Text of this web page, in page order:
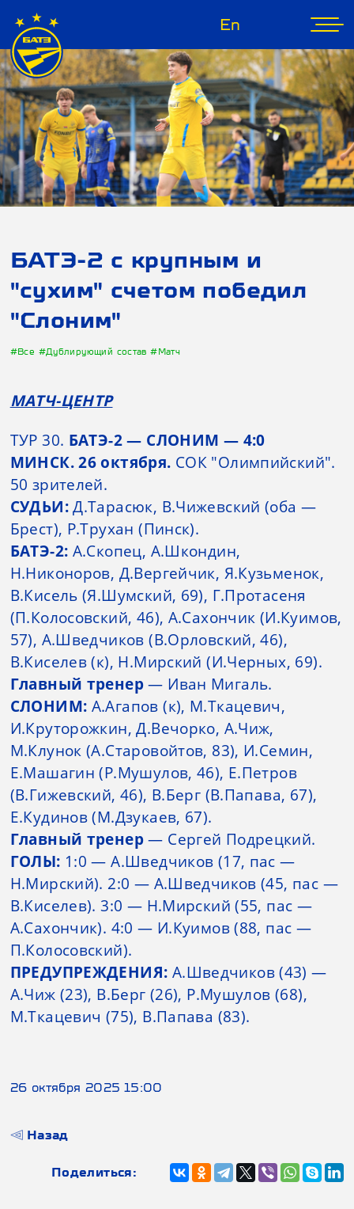
En
БАТЭ-2 с крупным и
"сухим" счетом победил
"Слоним"
#Все #Дублирующий состав#Матч
МАТЧ-ЦЕНТР
ТУР 30. БАТЭ-2 — СЛОНИМ — 4:0
МИНСК. 26 октября. СОК "Олимпийский".
50 зрителей.
СУДЬИ:Д.Тарасюк, В.Чижевский (оба —
Брест), Р.Трухан (Пинск).
БАТЭ-2: А.Скопец, А.Шкондин,
Н.Никоноров, Д.Вергейчик, Я.Кузьменок,
В.Кисель (Я.Шумский, 69), Г.Протасеня
(П.Колосовский, 46), А.Сахончик (И.Куимов,
57), А.Шведчиков (В.Орловский, 46),
В.Киселев (к), Н.Мирский (И.Черных, 69).
Главный тренер— Иван Мигаль.
СЛОНИМ: А.Агапов (к), М.Ткацевич,
И.Круторожкин, Д.Вечорко, А.Чиж,
М.Клунок (А.Старовойтов, 83), И.Семин,
Е.Машагин (Р.Мушулов, 46), Е.Петров
(В.Гижевский, 46), В.Берг (В.Папава, 67),
Е.Кудинов (М.Дзукаев, 67).
Главный тренер— Сергей Подрецкий.
ГОЛЫ: 1:0 — А.Шведчиков (17, пас —
Н.Мирский). 2:0 — А.Шведчиков (45, пас —
В.Киселев). 3:0 — Н.Мирский (55, пас —
А.Сахончик). 4:0 — И.Куимов (88, пас —
П.Колосовский).
ПРЕДУПРЕЖДЕНИЯ: А.Шведчиков (43) —
А.Чиж (23), В.Берг (26), Р.Мушулов (68),
М.Ткацевич (75), В.Папава (83).
26 октября 2025 15:00
Назад
Поделиться: